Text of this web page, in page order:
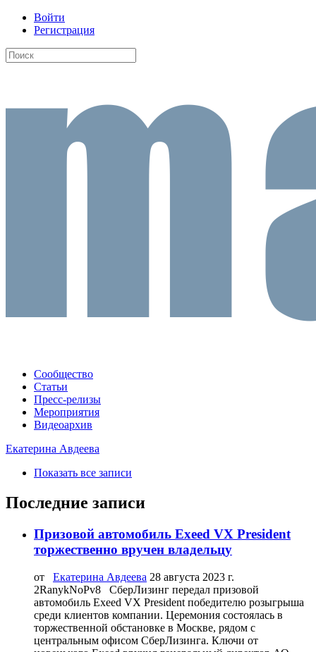
Войти
Регистрация
Сообщество
Статьи
Пресс-релизы
Мероприятия
Видеоархив
Екатерина Авдеева
Показать все записи
Последние записи
Призовой автомобиль Exeed VX President
торжественно вручен владельцу
от Екатерина Авдеева 28 августа 2023 г.
2RanykNoPv8 СберЛизинг передал призовой
автомобиль Exeed VX President победителю розыгрыша
среди клиентов компании. Церемония состоялась в
торжественной обстановке в Москве, рядом с
центральным офисом СберЛизинга. Ключи от